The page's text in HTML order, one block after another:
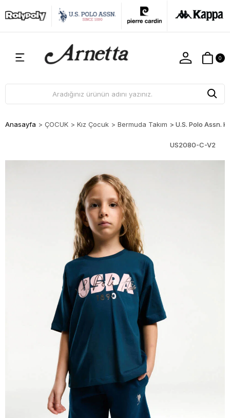
0
Anasayfa > ÇOCUK > Kız Çocuk > Bermuda Takım > U.S. Polo Assn.
US2080-C-V2